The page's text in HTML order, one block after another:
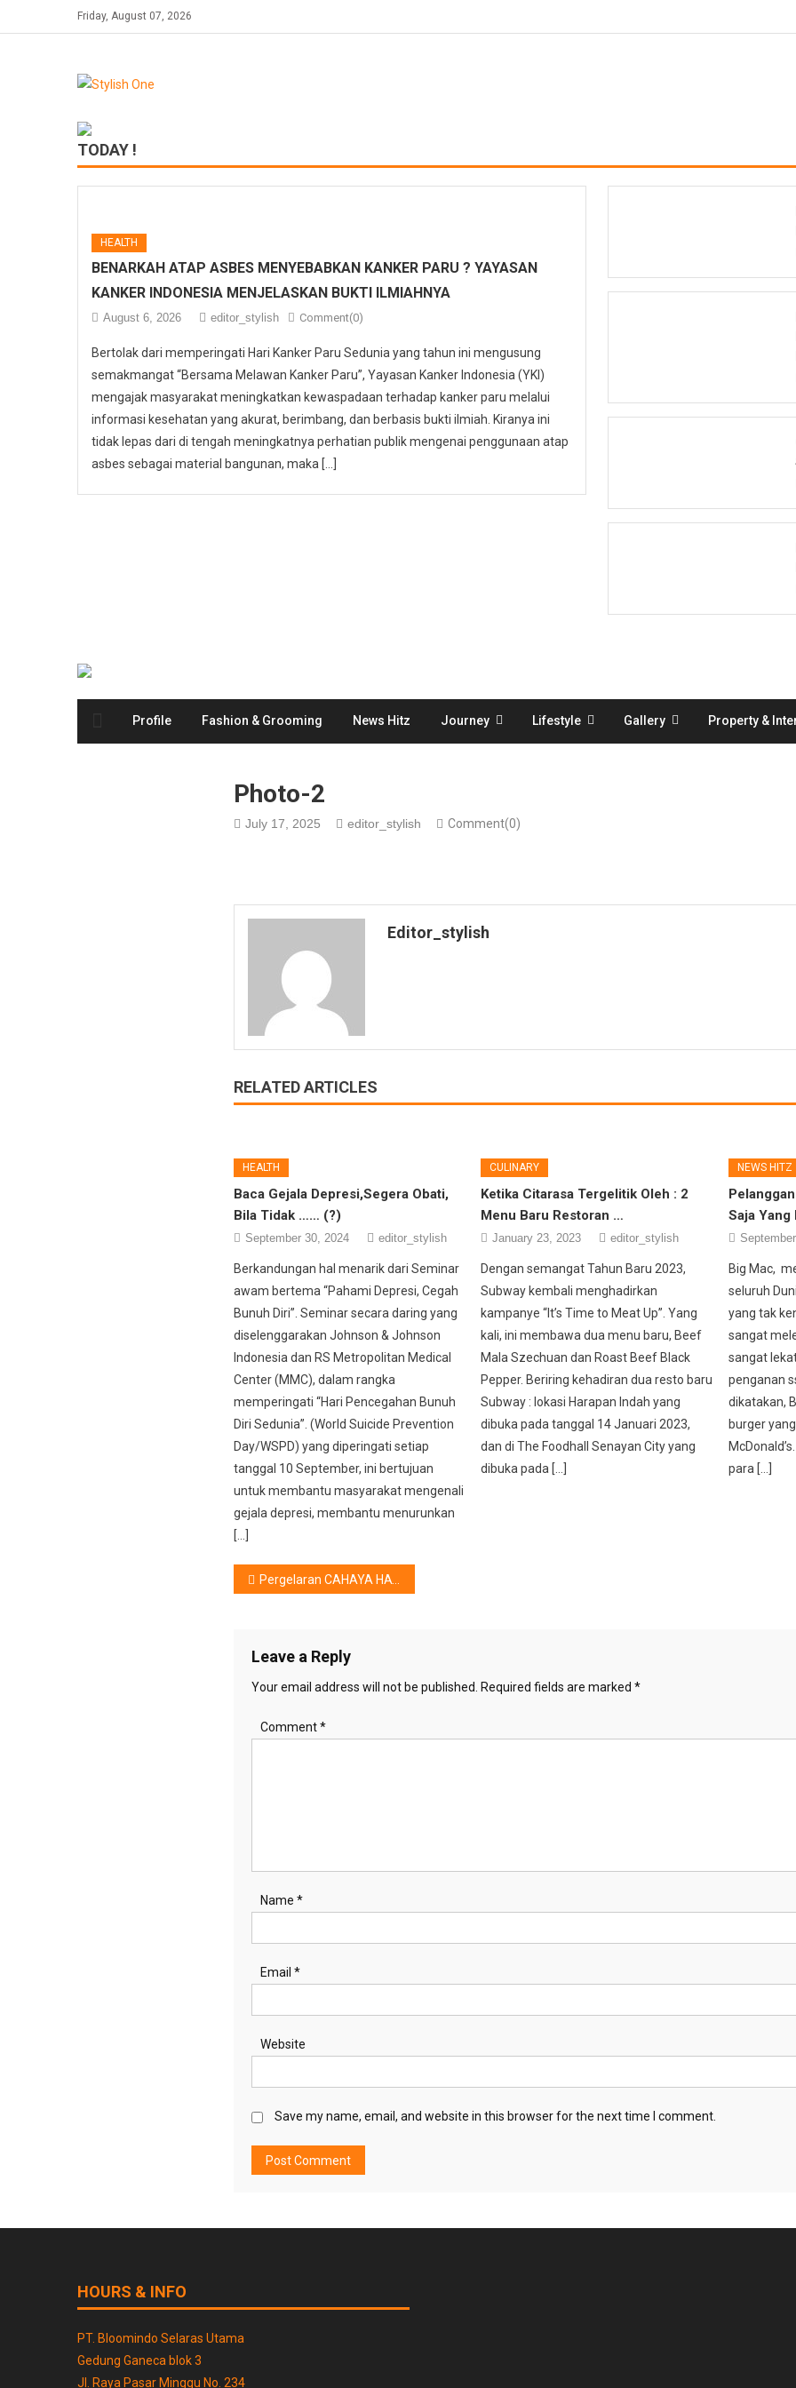
to
Friday, August 07, 2026
TODAY !
HEALTH
BENARKAH ATAP ASBES MENYEBABKAN KANKER PARU ? YAYASAN
KANKER INDONESIA MENJELASKAN BUKTI ILMIAHNYA
August 6, 2026 editor_stylish Comment(0)
Bertolak dari memperingati Hari Kanker Paru Sedunia yang tahun ini mengusung
semakmangat “Bersama Melawan Kanker Paru”, Yayasan Kanker Indonesia (YKI)
mengajak masyarakat meningkatkan kewaspadaan terhadap kanker paru melalui
informasi kesehatan yang akurat, berimbang, dan berbasis bukti ilmiah. Kiranya ini
tidak lepas dari di tengah meningkatnya perhatian publik mengenai penggunaan atap
asbes sebagai material bangunan, maka […]
Profile Fashion & Grooming News Hitz Journey Lifestyle Gallery Property &
Photo-2
July 17, 2025 editor_stylish Comment(0)
Editor_stylish
RELATED ARTICLES
HEALTH
Baca Gejala Depresi,Segera Obati,
Bila Tidak …… (?)
September 30, 2024 editor_stylish
Berkandungan hal menarik dari Seminar
awam bertema “Pahami Depresi, Cegah
Bunuh Diri”. Seminar secara daring yang
diselenggarakan Johnson & Johnson
Indonesia dan RS Metropolitan Medical
Center (MMC), dalam rangka
memperingati “Hari Pencegahan Bunuh
Diri Sedunia”. (World Suicide Prevention
Day/WSPD) yang diperingati setiap
tanggal 10 September, ini bertujuan
untuk membantu masyarakat mengenali
gejala depresi, membantu menurunkan
[…]
CULINARY
Ketika Citarasa Tergelitik Oleh : 2
Menu Baru Restoran …
January 23, 2023 editor_stylish
Dengan semangat Tahun Baru 2023,
Subway kembali menghadirkan
kampanye “It’s Time to Meat Up”. Yang
kali, ini membawa dua menu baru, Beef
Mala Szechuan dan Roast Beef Black
Pepper. Beriring kehadiran dua resto baru
Subway : lokasi Harapan Indah yang
dibuka pada tanggal 14 Januari 2023,
dan di The Foodhall Senayan City yang
dibuka pada […]
NEWS HITZ
Saja Yang
Big Mac,
seluruh
yang tak
sangat
sangat
penganan
dikatakan,
burger
para […]
Post
Pergelaran CAHAYA HATI : Wujudkan Masa Depan “Indah” bagi Anak-anak Tuna Netra Ganda
Leave a Reply
Your email address will not be published. Required fields are marked *
Comment*
Name *
Email *
Website
Save my name, email, and website in this browser for the next time I comment.
HOURS & INFO
PT. Bloomindo Selaras Utama
Gedung Ganeca blok 3
Jl. Raya Pasar Minggu No. 234